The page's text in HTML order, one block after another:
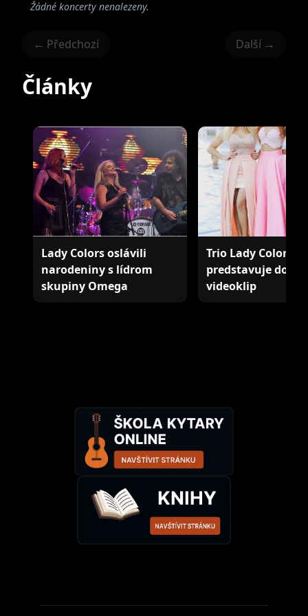
Žádné koncerty nenalezeny.
← Předchozí Další →
Články
Lady Colors oslávili
narodeniny s lídrom
skupiny Omega
Trio Lady Colors
predstavuje
videoklip